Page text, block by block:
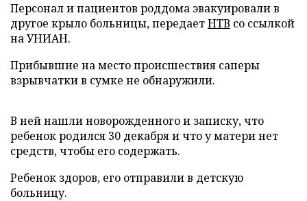
Персонал и пациентов роддома эвакуировали в
другое крыло больницы,передаетНТВ со ссылкой
на УНИАН.
Прибывшие на место происшествия саперы
взрывчатки в сумке не обнаружили.
В ней нашли новорожденного и записку, что
ребенок родился 30 декабря и что у матери нет
средств, чтобы его содержать.
Ребенок здоров, его отправили в детскую
больницу.